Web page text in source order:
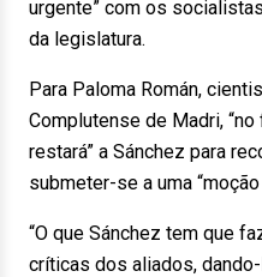
urgente” com os
da legislatura.
Para Paloma Román,
Complutense de Madri,
restará” a Sánchez para
submeter-se a uma
“O que Sánchez tem que
críticas dos aliados,